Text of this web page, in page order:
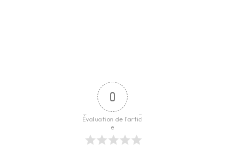
0
Évaluation de l'articl
e